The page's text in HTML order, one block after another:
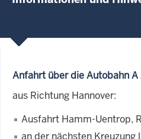
Anfahrt über die Autobahn A
aus Richtung Hannover:
Ausfahrt Hamm-Uentrop,
an der nächsten Kreuzung